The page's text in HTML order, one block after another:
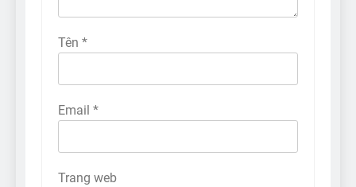
Tên *
Email *
Trang web